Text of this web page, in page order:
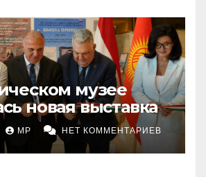
музее
новая выставка
MP НЕТ КОММЕНТАРИЕВ